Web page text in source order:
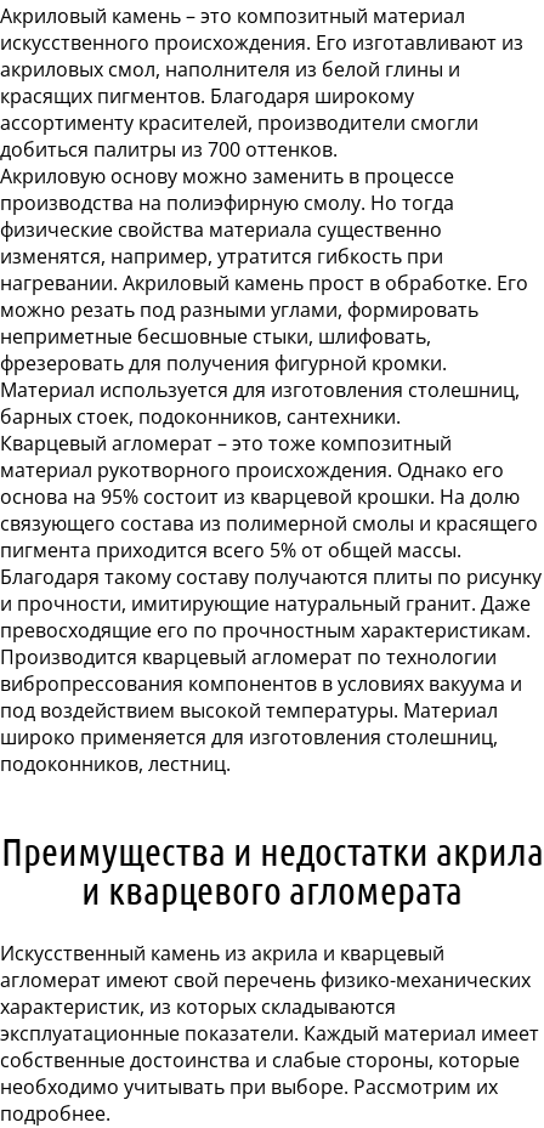
Акриловый камень – это композитный материал
искусственного происхождения. Его изготавливают из
акриловых смол, наполнителя из белой глины и
красящих пигментов. Благодаря широкому
ассортименту красителей, производители смогли
добиться палитры из 700 оттенков.
Акриловую основу можно заменить в процессе
производства на полиэфирную смолу. Но тогда
физические свойства материала существенно
изменятся, например, утратится гибкость при
нагревании. Акриловый камень прост в обработке. Его
можно резать под разными углами, формировать
неприметные бесшовные стыки, шлифовать,
фрезеровать для получения фигурной кромки.
Материал используется для изготовления столешниц,
барных стоек, подоконников, сантехники.
Кварцевый агломерат – это тоже композитный
материал рукотворного происхождения. Однако его
основа на 95% состоит из кварцевой крошки. На долю
связующего состава из полимерной смолы и красящего
пигмента приходится всего 5% от общей массы.
Благодаря такому составу получаются плиты по рисунку
и прочности, имитирующие натуральный гранит. Даже
превосходящие его по прочностным характеристикам.
Производится кварцевый агломерат по технологии
вибропрессования компонентов в условиях вакуума и
под воздействием высокой температуры. Материал
широко применяется для изготовления столешниц,
подоконников, лестниц.
Преимущества и недостатки акрила
и кварцевого агломерата
Искусственный камень из акрила и кварцевый
агломерат имеют свой перечень физико-механических
характеристик, из которых складываются
эксплуатационные показатели. Каждый материал имеет
собственные достоинства и слабые стороны, которые
необходимо учитывать при выборе. Рассмотрим их
подробнее.